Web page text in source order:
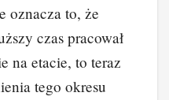
oznacza to, że
czas pracował
na etacie, to teraz
tego okresu